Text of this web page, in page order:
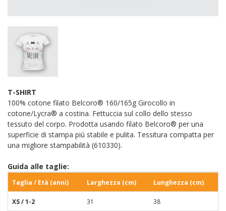
T-SHIRT
100% cotone filato Belcoro® 160/165g Girocollo in
cotone/Lycra® a costina. Fettuccia sul collo dello stesso
tessuto del corpo. Prodotta usando filato Belcoro® per una
superficie di stampa piú stabile e pulita. Tessitura compatta per
una migliore stampabilità (610330).
Guida alle taglie:
Taglia / Età (anni) Larghezza (cm) Lunghezza (cm)
XS / 1-2 31 38